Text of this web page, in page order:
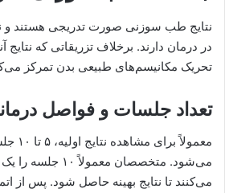
نتایج طب سوزنی صورت تدریجی هستند و
در درمان دارند. برخلاف تزریقاتی که
تحریک مکانیسم‌های طبیعی بدن تمرکز
تعداد جلسات و فواصل
معمولاً
می‌شود. متخصصان
می‌کنند تا نتایج بهینه حاصل شود. پس از